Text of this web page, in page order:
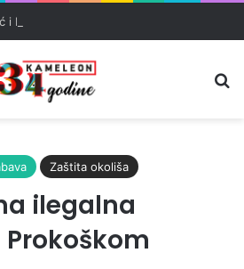
Zaštita okoliša
ilegalna